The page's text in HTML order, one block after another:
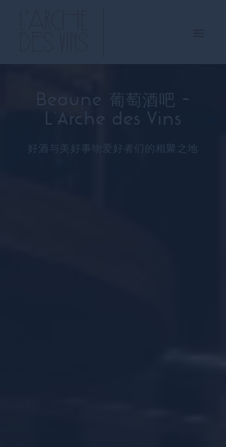
Beaune 葡萄酒吧 -
L'Arche des Vins
好酒与美好事物爱好者们的相聚之地